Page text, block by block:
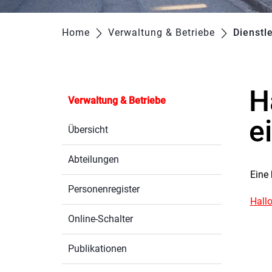
Home Verwaltung & Betriebe
Verwaltung & Betriebe
Übersicht
Abteilungen
Personenregister
Online-Schalter
Publikationen